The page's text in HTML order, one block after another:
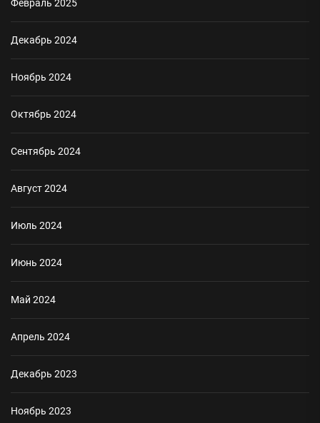
Февраль 2025
Декабрь 2024
Ноябрь 2024
Октябрь 2024
Сентябрь 2024
Август 2024
Июль 2024
Июнь 2024
Май 2024
Апрель 2024
Декабрь 2023
Ноябрь 2023